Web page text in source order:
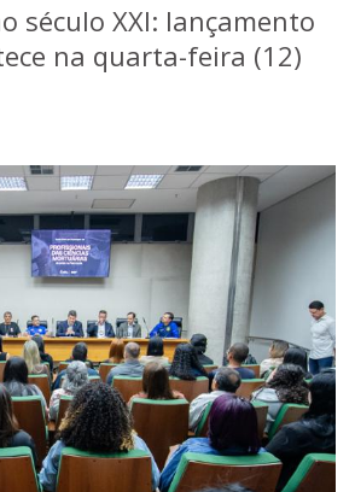
século XXI: lançamento
na quarta-feira (12)